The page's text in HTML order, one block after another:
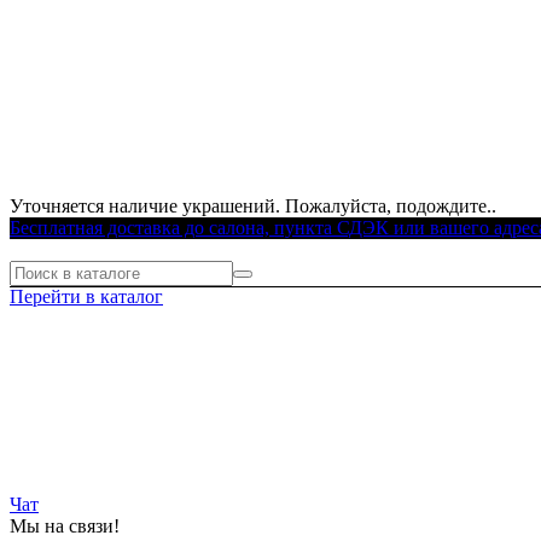
Уточняется наличие украшений. Пожалуйста, подождите..
Бесплатная доставка до салона, пункта СДЭК или вашего
Перейти в каталог
Чат
Мы на связи!